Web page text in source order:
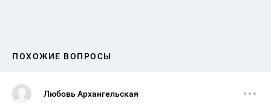
ПОХОЖИЕ ВОПРОСЫ
Любовь Архангельская